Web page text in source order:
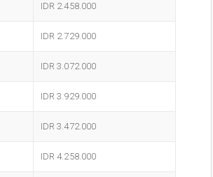
IDR 2.458.000
IDR 2.729.000
IDR 3.072.000
IDR 3.929.000
IDR 3.472.000
IDR 4.258.000